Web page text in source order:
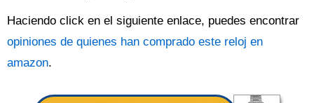
Haciendo click en el siguiente enlace, puedes encontrar
opiniones de quienes han comprado este reloj en
amazon.